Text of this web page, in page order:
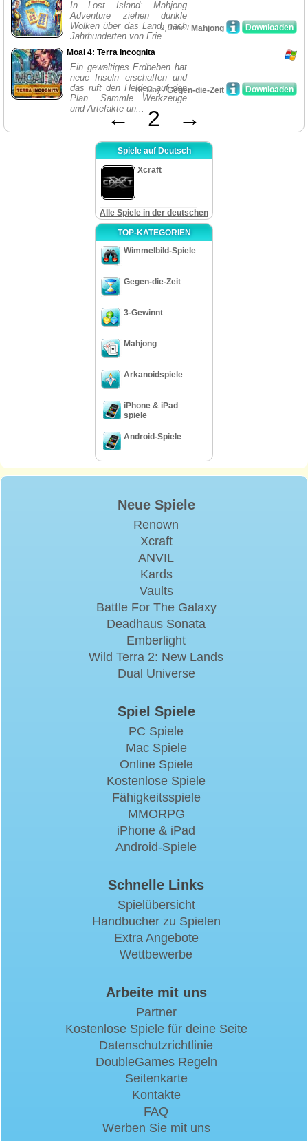
In Lost Island: Mahjong
Adventure ziehen dunkle
Wolken über das Land, nach
Jahrhunderten von Frie...
Downloaden
9, June / Mahjong
Moai 4: Terra Incognita
Ein gewaltiges Erdbeben hat
neue Inseln erschaffen und
das ruft den Helden auf den
Plan. Sammle Werkzeuge
und Artefakte un...
Downloaden
16, May /Gegen-die-Zeit
← 2 →
Spiele auf Deutsch
Xcraft
Alle Spiele in der deutschen
TOP-KATEGORIEN
Wimmelbild-Spiele
Gegen-die-Zeit
3-Gewinnt
Mahjong
Arkanoidspiele
iPhone & iPad
spiele
Android-Spiele
Neue Spiele
Renown
Xcraft
ANVIL
Kards
Vaults
Battle For The Galaxy
Deadhaus Sonata
Emberlight
Wild Terra 2: New Lands
Dual Universe
Spiel Spiele
PC Spiele
Mac Spiele
Online Spiele
Kostenlose Spiele
Fähigkeitsspiele
MMORPG
iPhone & iPad
Android-Spiele
Schnelle Links
Spielübersicht
Handbucher zu Spielen
Extra Angebote
Wettbewerbe
Arbeite mit uns
Partner
Kostenlose Spiele für deine Seite
Datenschutzrichtlinie
DoubleGames Regeln
Seitenkarte
Kontakte
FAQ
Werben Sie mit uns